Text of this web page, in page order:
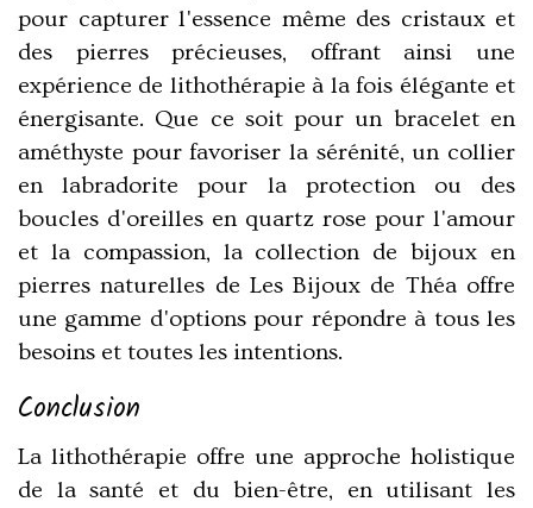
pour capturer l'essence même des cristaux et
des pierres précieuses, offrant ainsi une
expérience de lithothérapie à la fois élégante et
énergisante. Que ce soit pour un bracelet en
améthyste pour favoriser la sérénité, un collier
en labradorite pour la protection ou des
boucles d'oreilles en quartz rose pour l'amour
et la compassion, la collection de bijoux en
pierres naturelles de Les Bijoux de Théa offre
une gamme d'options pour répondre à tous les
besoins et toutes les intentions.
Conclusion
La lithothérapie offre une approche holistique
de la santé et du bien-être, en utilisant les